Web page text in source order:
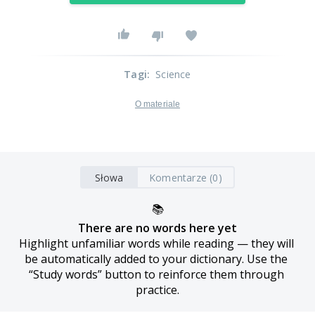
Tagi: Science
O materiale
Słowa Komentarze (0)
📚
There are no words here yet
Highlight unfamiliar words while reading — they will
be automatically added to your dictionary. Use the
“Study words” button to reinforce them through
practice.